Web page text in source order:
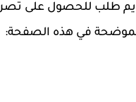
في إيطاليا لمدة تقل عن 90 يومًا تقديم
في هذه الصفحة: